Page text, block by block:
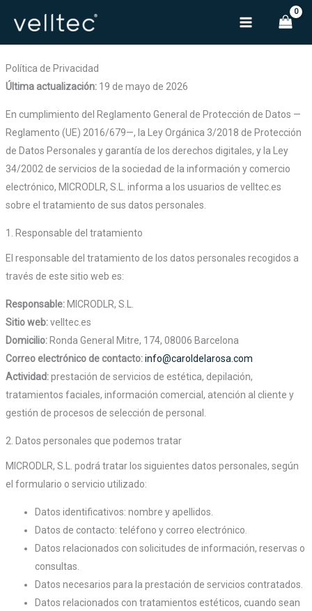
contenido
Política de Privacidad
Última actualización:19 de mayo de 2026
En cumplimiento del Reglamento General de Protección de Datos —
Reglamento (UE) 2016/679—, la Ley Orgánica 3/2018 de Protección
de Datos Personales y garantía de los derechos digitales, y la Ley
34/2002 de servicios de la sociedad de la información y comercio
electrónico, MICRODLR, S.L. informa a los usuarios de velltec.es
sobre el tratamiento de sus datos personales.
1. Responsable del tratamiento
El responsable del tratamiento de los datos personales recogidos a
través de este sitio web es:
Responsable:MICRODLR, S.L.
Sitio web:velltec.es
Domicilio:Ronda General Mitre, 174, 08006 Barcelona
Correo electrónico de contacto: info@caroldelarosa.com
Actividad:prestación de servicios de estética, depilación,
tratamientos faciales, información comercial, atención al cliente y
gestión de procesos de selección de personal.
2. Datos personales que podemos tratar
MICRODLR, S.L. podrá tratar los siguientes datos personales, según
el formulario o servicio utilizado:
Datos identificativos: nombre y apellidos.
Datos de contacto: teléfono y correo electrónico.
Datos relacionados con solicitudes de información, reservas o
consultas.
Datos necesarios para la prestación de servicios contratados.
Datos relacionados con tratamientos estéticos, cuando sean